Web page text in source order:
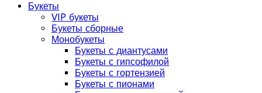
Букеты
VIP букеты
Букеты сборные
Монобукеты
Букеты с диантусами
Букеты с гипсофилой
Букеты с гортензией
Букеты с пионами